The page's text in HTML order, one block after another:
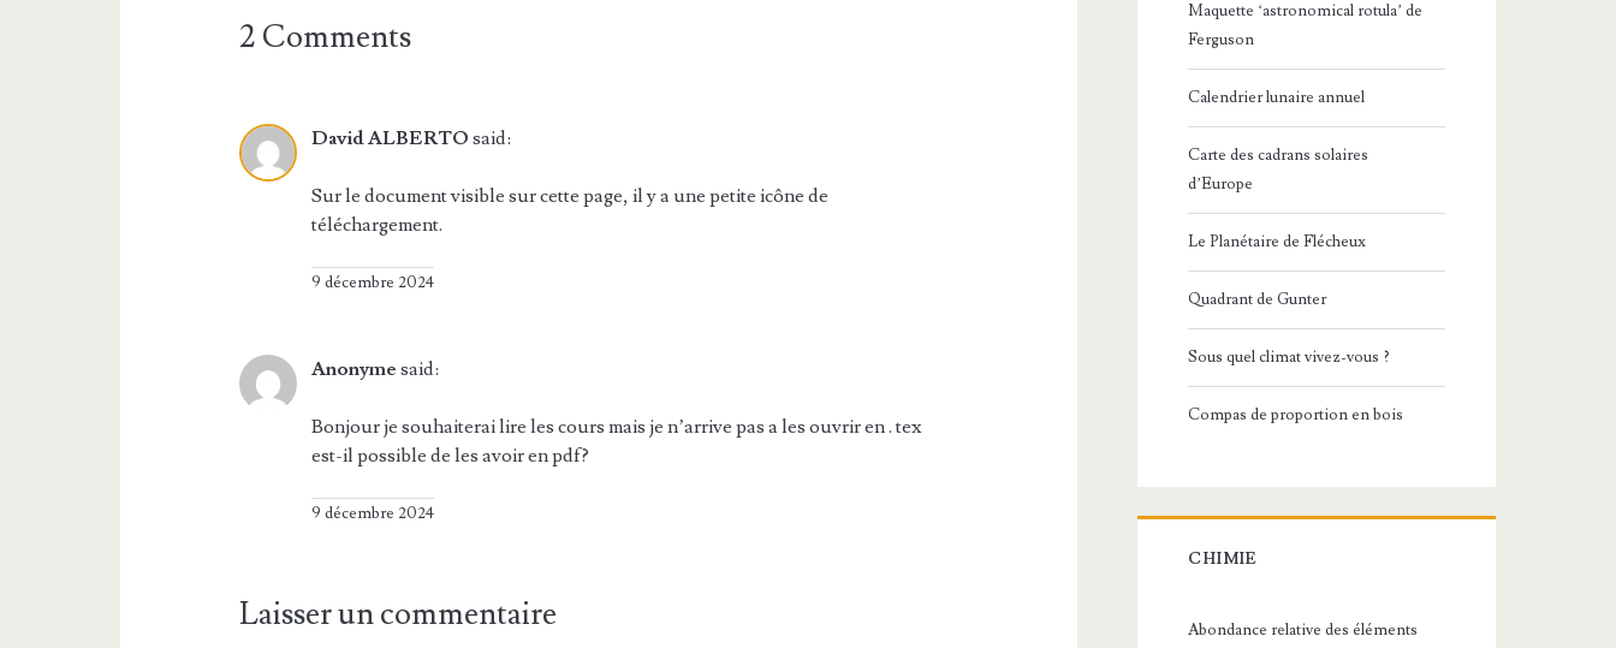
2 Comments
David ALBERTO said:
Sur le document visible sur cette page, il y a une petite icône de
téléchargement.
9 décembre 2024
Anonyme said:
Bonjour je souhaiterai lire les cours mais je n’arrive pas a les ouvrir en . tex
est-il possible de les avoir en pdf?
9 décembre 2024
Laisser un commentaire
Maquette ‘astronomical rotula’ de
Ferguson
Calendrier lunaire annuel
Carte des cadrans solaires
d’Europe
Le Planétaire de Flécheux
Quadrant de Gunter
Sous quel climat vivez-vous ?
Compas de proportion en bois
CHIMIE
Abondance relative des éléments